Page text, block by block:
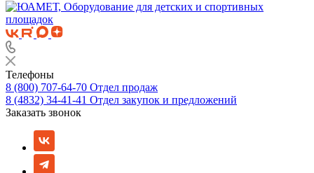
Телефоны
8 (800) 707-64-70 Отдел продаж
8 (4832) 34-41-41 Отдел закупок и предложений
Заказать звонок